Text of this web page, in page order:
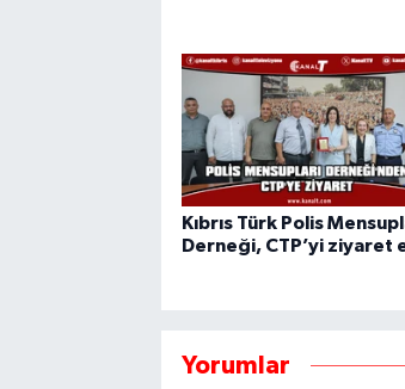
Kıbrıs Türk Polis
Derneği, CTP’yi ziyaret
Yorumlar